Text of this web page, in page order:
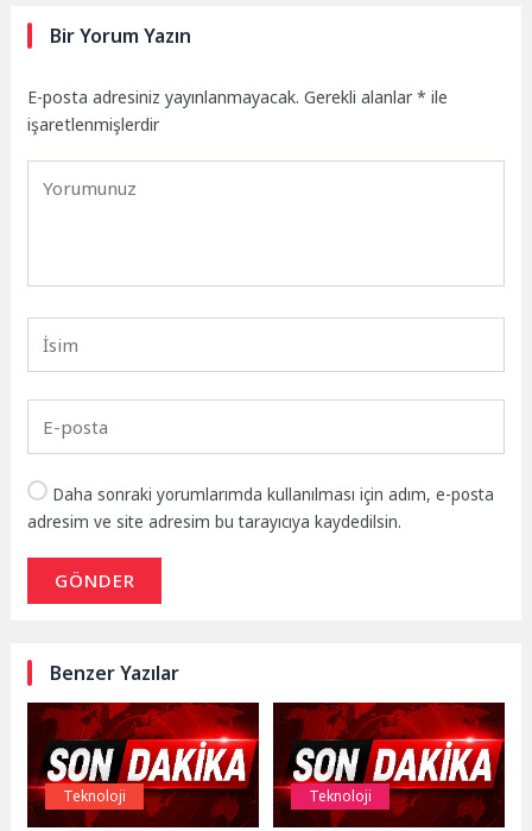
Bir Yorum Yazın
E-posta adresiniz yayınlanmayacak. Gerekli alanlar* ile
işaretlenmişlerdir
Daha sonraki yorumlarımda kullanılması için adım, e-posta
adresim ve site adresim bu tarayıcıya kaydedilsin.
GÖNDER
Benzer Yazılar
Teknoloji Teknoloji